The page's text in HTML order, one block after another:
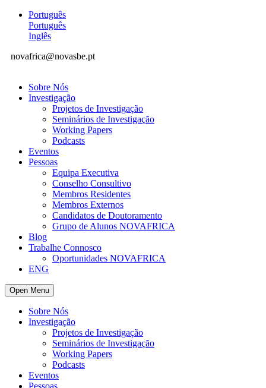
Português
Português
Inglês
novafrica@novasbe.pt
Sobre Nós
Investigação
Projetos de Investigação
Seminários de Investigação
Working Papers
Podcasts
Eventos
Pessoas
Equipa Executiva
Conselho Consultivo
Membros Residentes
Membros Externos
Candidatos de Doutoramento
Grupo de Alunos NOVAFRICA
Blog
Trabalhe Connosco
Oportunidades NOVAFRICA
ENG
Open Menu
Sobre Nós
Investigação
Projetos de Investigação
Seminários de Investigação
Working Papers
Podcasts
Eventos
Pessoas